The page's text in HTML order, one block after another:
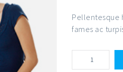
Pellentesque
fames ac